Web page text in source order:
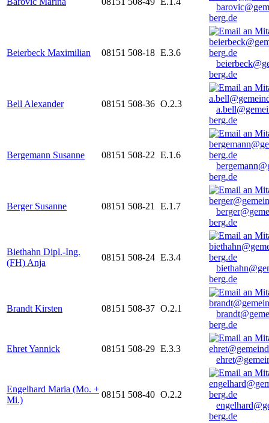
berg.de
Beierbeck Maximilian 08151 508-18 E.3.6
berg.de
Bell Alexander 08151 508-36 O.2.3
berg.de
Bergemann Susanne 08151 508-22 E.1.6
berg.de
Berger Susanne 08151 508-21 E.1.7
berg.de
Biethahn Dipl.-Ing.
(FH) Anja
08151 508-24 E.3.4
berg.de
Brandt Kirsten 08151 508-37 O.2.1
berg.de
Ehret Yannick 08151 508-29 E.3.3
Engelhard Maria (Mo. +
Mi.)
08151 508-40 O.2.2
berg.de